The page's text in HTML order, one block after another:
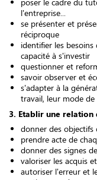
l'entreprise...
se présenter et
réciproque
identifier les
capacité à s'investir
questionner et
savoir observer et
s'adapter à la
travail, leur mode
3. Etablir une
donner des objectifs
prendre acte de
donner des signes
valoriser les acquis
autoriser l'erreur et